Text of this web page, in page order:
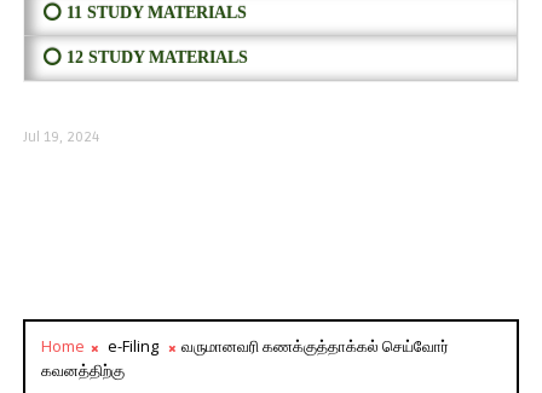
⭕ 11 STUDY MATERIALS
⭕ 12 STUDY MATERIALS
Jul 19, 2024
Home e-Filing
வருமானவரி கணக்குத்தாக்கல் செய்வோர்
கவனத்திற்கு